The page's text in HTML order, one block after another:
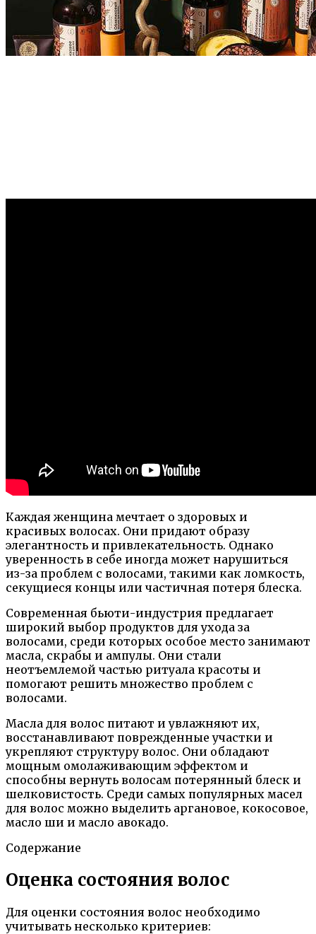
Каждая женщина мечтает о здоровых и
красивых волосах. Они придают образу
элегантность и привлекательность. Однако
уверенность в себе иногда может нарушиться
из-за проблем с волосами, такими как ломкость,
секущиеся концы или частичная потеря блеска.
Современная бьюти-индустрия предлагает
широкий выбор продуктов для ухода за
волосами, среди которых особое место занимают
масла, скрабы и ампулы. Они стали
неотъемлемой частью ритуала красоты и
помогают решить множество проблем с
волосами.
Масла для волос питают и увлажняют их,
восстанавливают поврежденные участки и
укрепляют структуру волос. Они обладают
мощным омолаживающим эффектом и
способны вернуть волосам потерянный блеск и
шелковистость. Среди самых популярных масел
для волос можно выделить аргановое, кокосовое,
масло ши и масло авокадо.
Содержание
Оценка состояния волос
Для оценки состояния волос необходимо
учитывать несколько критериев: